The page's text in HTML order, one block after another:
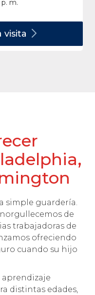
p. m.
visita
simple guardería.
de
trabajadoras de
ofreciendo
cuando su hijo
aprendizaje
distintas edades,